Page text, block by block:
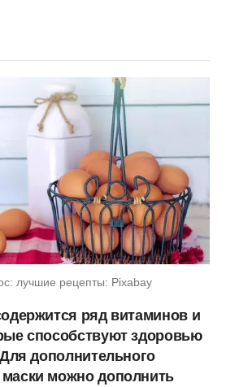
лучшие рецепты: Pixabay
ряд витаминов и
способствуют здоровью
дополнительного
можно дополнить